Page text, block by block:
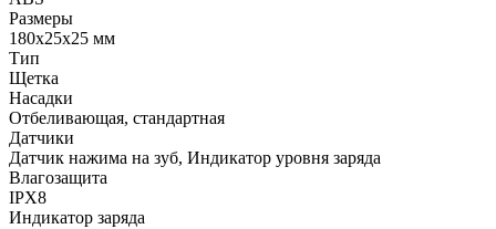
Размеры
180х25x25 мм
Тип
Щетка
Насадки
Отбеливающая, стандартная
Датчики
Датчик нажима на зуб, Индикатор уровня заряда
Влагозащита
IPX8
Индикатор заряда